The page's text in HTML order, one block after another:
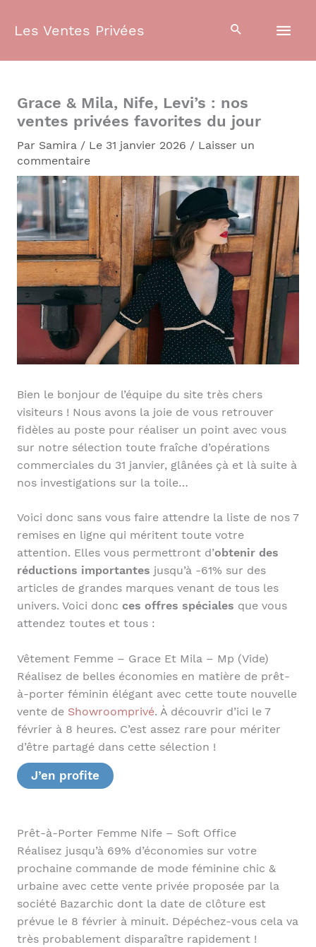
Les Ventes Privées
Grace & Mila, Nife, Levi’s : nos
ventes privées favorites du jour
Par Samira / Le 31 janvier 2026 / Laisser un
commentaire
Bien le bonjour de l’équipe du site très chers
visiteurs ! Nous avons la joie de vous retrouver
fidèles au poste pour réaliser un point avec vous
sur notre sélection toute fraîche d’opérations
commerciales du 31 janvier, glânées çà et là suite à
nos investigations sur la toile…
Voici donc sans vous faire attendre la liste de nos 7
remises en ligne qui méritent toute votre
attention. Elles vous permettront d’obtenir des
réductions importantes jusqu’à -61% sur des
articles de grandes marques venant de tous les
univers. Voici donc ces offres spéciales que vous
attendez toutes et tous :
Vêtement Femme – Grace Et Mila – Mp (Vide)
Réalisez de belles économies en matière de prêt-
à-porter féminin élégant avec cette toute nouvelle
vente de Showroomprivé. À découvrir d’ici le 7
février à 8 heures. C’est assez rare pour mériter
d’être partagé dans cette sélection !
J’en profite
Prêt-à-Porter Femme Nife – Soft Office
Réalisez jusqu’à 69% d’économies sur votre
prochaine commande de mode féminine chic &
urbaine avec cette vente privée proposée par la
société Bazarchic dont la date de clôture est
prévue le 8 février à minuit. Dépéchez-vous cela va
très probablement disparaître rapidement !